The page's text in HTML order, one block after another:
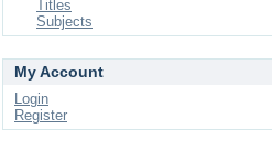
Titles
Subjects
My Account
Login
Register